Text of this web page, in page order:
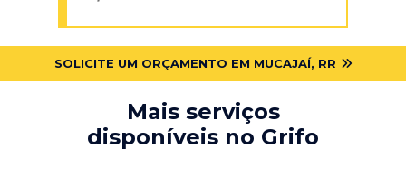
SOLICITE UM ORÇAMENTO EM MUCAJAÍ, RR
Mais serviços
disponíveis no Grifo